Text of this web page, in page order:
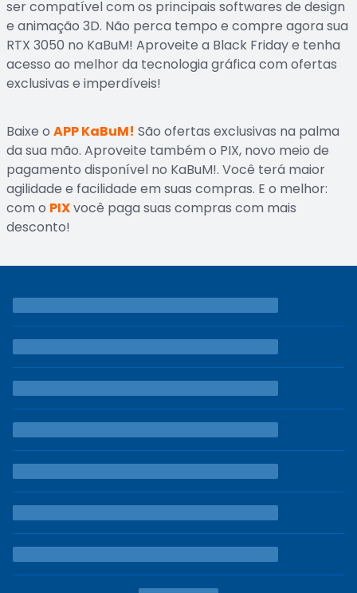
ser compatível com os principais softwares de design
e animação 3D. Não perca tempo e compre agora sua
RTX 3050 no KaBuM! Aproveite a Black Friday e tenha
acesso ao melhor da tecnologia gráfica com ofertas
exclusivas e imperdíveis!
Baixe o APP KaBuM! São ofertas exclusivas na palma
da sua mão. Aproveite também o PIX, novo meio de
pagamento disponível no KaBuM!. Você terá maior
agilidade e facilidade em suas compras. E o melhor:
com o PIXvocê paga suas compras com mais
desconto!